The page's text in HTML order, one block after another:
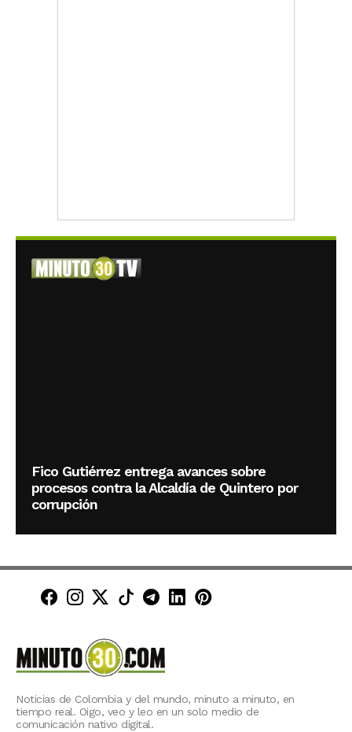
Fico Gutiérrez entrega avances sobre
procesos contra la Alcaldía de Quintero por
corrupción
Minuto30 en Facebook
Minuto30 en Instagram
Minuto30 en X (Twitter)
Minuto30 en TikTok
Canal de Minuto30 en
Minuto30 en LinkedIn
Minuto30 en
Noticias de Colombia y del mundo, minuto a minuto, en
tiempo real. Oigo, veo y leo en un solo medio de
comunicación nativo digital.